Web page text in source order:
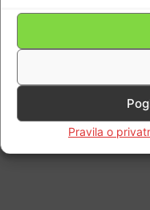
Pravila o